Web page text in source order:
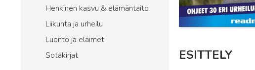
Henkinen kasvu & elämäntaito
Liikunta ja urheilu
Luonto ja eläimet
Sotakirjat
ESITTELY